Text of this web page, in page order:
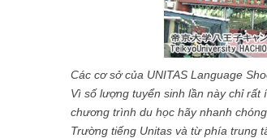
Các cơ sở của UNITAS Language
Vì số lượng tuyển sinh lần này chỉ
chương trình du học hãy nhanh
Trường tiếng Unitas và từ phía trung